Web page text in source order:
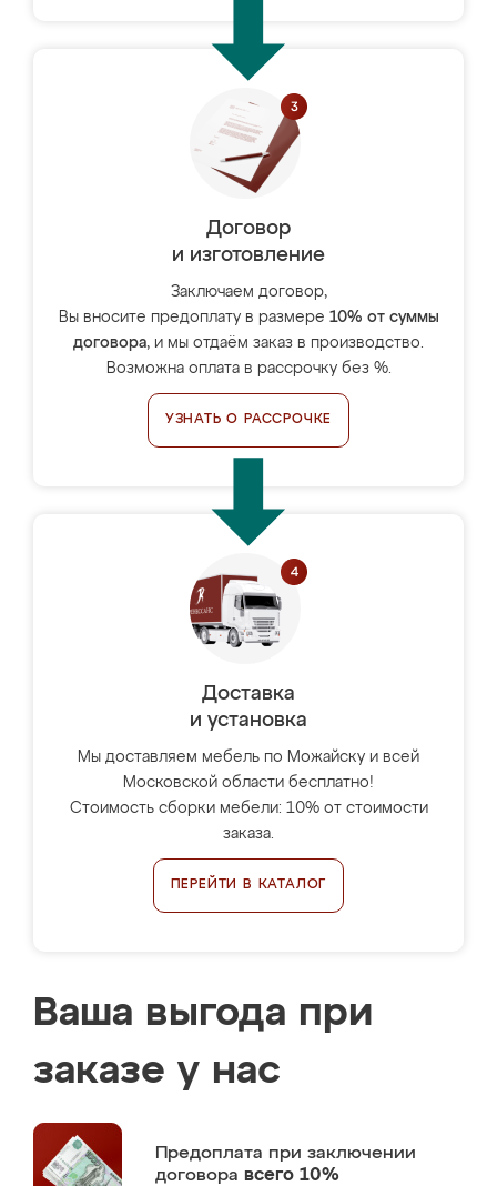
Договор
и изготовление
Заключаем договор,
Вы вносите предоплату в размере 10% от суммы
договора, и мы отдаём заказ в производство.
Возможна оплата в рассрочку без %.
УЗНАТЬ О РАССРОЧКЕ
Доставка
и установка
Мы доставляем мебель по Можайску и всей
Московской области бесплатно!
Стоимость сборки мебели: 10% от стоимости
заказа.
ПЕРЕЙТИ В КАТАЛОГ
Ваша выгода при
заказе у нас
Предоплата при заключении
договора всего 10%